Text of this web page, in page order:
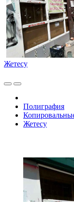
Жетесу
Полиграфия
Жетесу